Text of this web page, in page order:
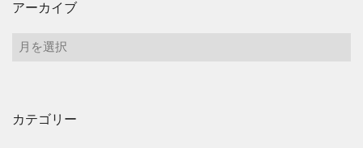
アーカイブ
ア
ブ
カテゴリー